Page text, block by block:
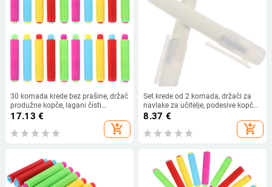
30 komada krede bez prašine, držač
produžne kopče, lagani čisti
poklopac, polipropilen, podesivi
17.13 €
add_shopping_cart
Set krede od 2 komada, držači za
navlake za učitelje, podesive kopče,
držač za ploče, topiv u vodi,
8.37 €
add_shopping_cart